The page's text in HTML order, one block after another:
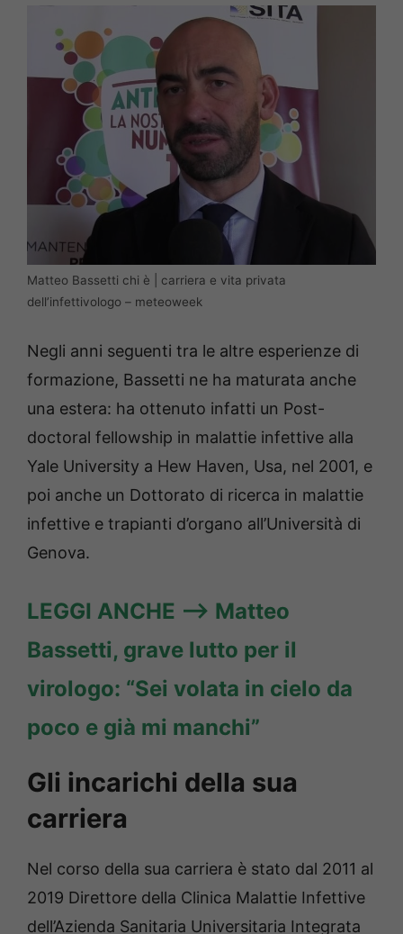
Matteo Bassetti chi è | carriera e vita privata
dell’infettivologo – meteoweek
Negli anni seguenti tra le altre esperienze di
formazione, Bassetti ne ha maturata anche
una estera: ha ottenuto infatti un Post-
doctoral fellowship in malattie infettive alla
Yale University a Hew Haven, Usa, nel 2001, e
poi anche un Dottorato di ricerca in malattie
infettive e trapianti d’organo all’Università di
Genova.
LEGGI ANCHE —–> Matteo
Bassetti, grave lutto per il
virologo: “Sei volata in cielo da
poco e già mi manchi”
Gli incarichi della sua
carriera
Nel corso della sua carriera è stato dal 2011 al
2019 Direttore della Clinica Malattie Infettive
dell’Azienda Sanitaria Universitaria Integrata